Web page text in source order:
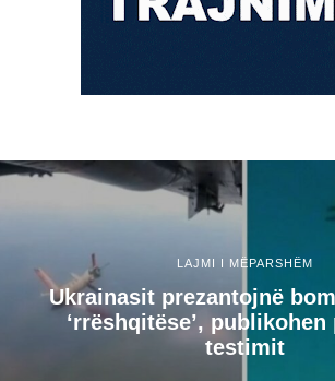
LAJMI I MËPARSHËM
Ukrainasit prezantojnë
‘rrëshqitëse’, publikohen
testimit